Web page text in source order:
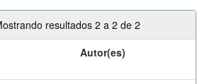
resultados 2 a 2 de 2
Autor(es)